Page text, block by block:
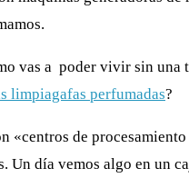
vas a poder vivir sin una
limpiagafas perfumadas?
«centros de
Un día vemos algo en un